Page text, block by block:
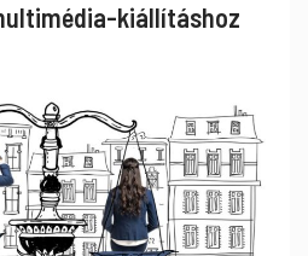
kiállításhoz